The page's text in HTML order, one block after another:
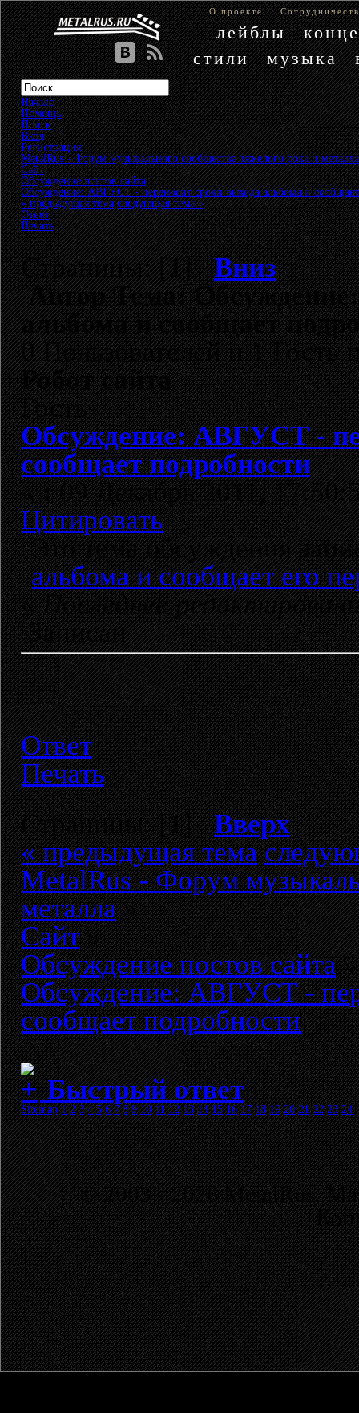
О проекте
лейблы
стили
музыка
Начало
Помощь
Поиск
Вход
Регистрация
MetalRus - Форум музыкального сообщества тяжелого рока и металла
Сайт»
Обсуждение постов сайта»
Обсуждение: АВГУСТ - переносит сроки выхода альбома и
« предыдущая тема следующая тема »
Ответ
Печать
Страницы: [1]Вниз
АвторТема:
альбома и сообщает
0 Пользователей и 1 Гость
Робот сайта
Гость
Обсуждение: АВГУСТ -
сообщает подробности
«:09 Декабрь 2011,
Цитировать
Это тема обсуждения
альбома и сообщает его
«Последнее
Записан
Ответ
Печать
Страницы: [1]Вверх
« предыдущая тема
MetalRus - Форум
металла»
Сайт»
Обсуждение постов сайта»
Обсуждение: АВГУСТ -
сообщает подробности
Быстрый ответ
Sitemap 1 2 3 4 5 6 7 8 9 10 11 12 13 14 15 16 17 18 19 20 21 22 23 24
© 2003 - 2026 MetalRus.